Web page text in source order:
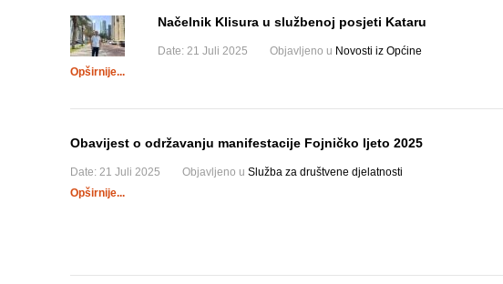
Načelnik Klisura u službenoj posjeti Kataru
Date: 21 Juli 2025 Objavljeno u Novosti iz Općine
Opširnije...
Obavijest o održavanju manifestacije Fojničko ljeto 2025
Date: 21 Juli 2025 Objavljeno u Služba za društvene djelatnosti
Opširnije...